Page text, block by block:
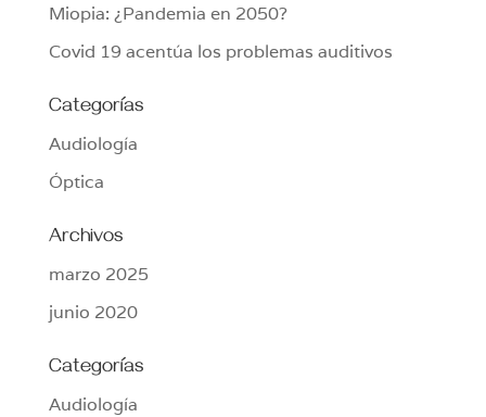
Miopia: ¿Pandemia en 2050?
Covid 19 acentúa los problemas auditivos
Categorías
Audiología
Óptica
Archivos
marzo 2025
junio 2020
Categorías
Audiología